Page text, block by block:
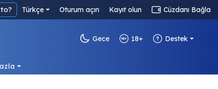
Türkçe Oturum açın Kayıt olun Cüzdanı Bağla
Gece 18+ Destek